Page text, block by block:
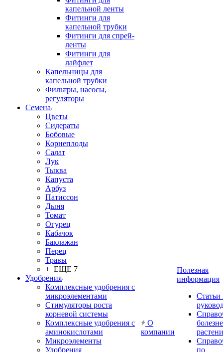
капельной ленты
Фитинги для
капельной трубки
Фитинги для спрей-
ленты
Фитинги для
лайфлет
Капельницы для
капельной трубки
Фильтры, насосы,
регуляторы
Семена
Цветы
Сидераты
Бобовые
Корнеплоды
Салат
Лук
Тыква
Капуста
Арбуз
Патиссон
Дыня
Томат
Огурец
Кабачок
Баклажан
Перец
Травы
+ ЕЩЕ 7
Удобрения
Комплексные удобрения с
микроэлементами
Стимуляторы роста
корневой системы
Комплексные удобрения с
аминокислотами
Микроэлементы
Удобрения
О
компании
Полезная
информация
Статьи
по